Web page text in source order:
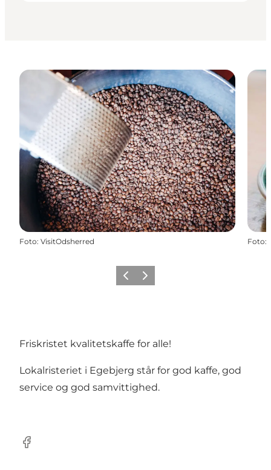
Foto: VisitOdsherred Foto:
Forrige billede
Næste billede
Friskristet kvalitetskaffe for alle!
Lokalristeriet i Egebjerg står for god kaffe, god
service og god samvittighed.
Facebook